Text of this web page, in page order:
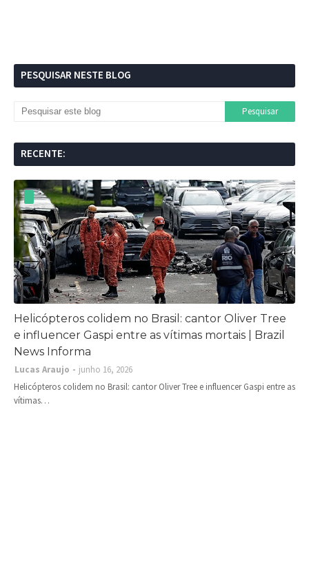
PESQUISAR NESTE BLOG
RECENTE:
Helicópteros colidem no Brasil: cantor Oliver Tree
e influencer Gaspi entre as vítimas mortais | Brazil
News Informa
Lucas Araujo
junho 16, 2026
Helicópteros colidem no Brasil: cantor Oliver Tree e influencer Gaspi entre as
vítimas…